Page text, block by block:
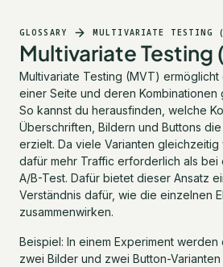
GLOSSARY MULTIVARIATE TESTING
Multivariate Testing
Multivariate Testing (MVT) ermöglicht
einer Seite und deren Kombinationen
So kannst du herausfinden, welche
Überschriften, Bildern und Buttons
erzielt. Da viele Varianten
dafür mehr Traffic erforderlich als bei
A/B-Test. Dafür bietet dieser Ansatz
Verständnis dafür, wie die einzelnen
zusammenwirken.
Beispiel: In einem Experiment werden
zwei Bilder und zwei Button-